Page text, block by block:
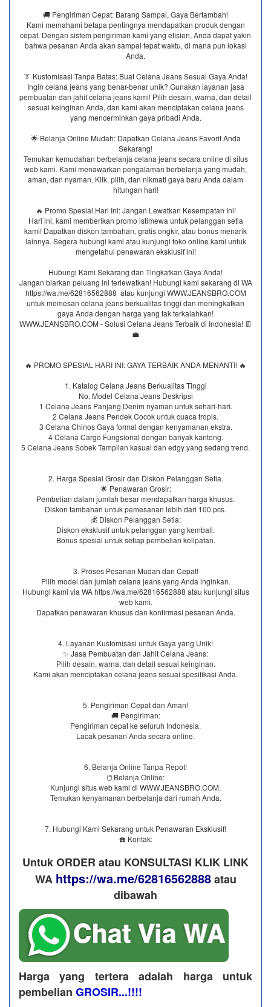
🚚 Pengiriman Cepat: Barang Sampai, Gaya Bertambah!
Kami memahami betapa pentingnya mendapatkan produk dengan
cepat. Dengan sistem pengiriman kami yang efisien, Anda dapat yakin
bahwa pesanan Anda akan sampai tepat waktu, di mana pun lokasi
Anda.
👔 Kustomisasi Tanpa Batas: Buat Celana Jeans Sesuai Gaya Anda!
Ingin celana jeans yang benar-benar unik? Gunakan layanan jasa
pembuatan dan jahit celana jeans kami! Pilih desain, warna, dan detail
sesuai keinginan Anda, dan kami akan menciptakan celana jeans
yang mencerminkan gaya pribadi Anda.
🌟 Belanja Online Mudah: Dapatkan Celana Jeans Favorit Anda
Sekarang!
Temukan kemudahan berbelanja celana jeans secara online di situs
web kami. Kami menawarkan pengalaman berbelanja yang mudah,
aman, dan nyaman. Klik, pilih, dan nikmati gaya baru Anda dalam
hitungan hari!
🔥 Promo Spesial Hari Ini: Jangan Lewatkan Kesempatan Ini!
Hari ini, kami memberikan promo istimewa untuk pelanggan setia
kami! Dapatkan diskon tambahan, gratis ongkir, atau bonus menarik
lainnya. Segera hubungi kami atau kunjungi toko online kami untuk
mengetahui penawaran eksklusif ini!
Hubungi Kami Sekarang dan Tingkatkan Gaya Anda!
Jangan biarkan peluang ini terlewatkan! Hubungi kami sekarang di WA
https://wa.me/62816562888​ atau kunjungi WWW.JEANSBRO.COM
untuk memesan celana jeans berkualitas tinggi dan meningkatkan
gaya Anda dengan harga yang tak terkalahkan!
WWW.JEANSBRO.COM - Solusi Celana Jeans Terbaik di Indonesia! 👖
💼
🔥 PROMO SPESIAL HARI INI: GAYA TERBAIK ANDA MENANTI! 🔥
1. Katalog Celana Jeans Berkualitas Tinggi
No. Model Celana Jeans Deskripsi
1 Celana Jeans Panjang Denim nyaman untuk sehari-hari.
2 Celana Jeans Pendek Cocok untuk cuaca tropis.
3 Celana Chinos Gaya formal dengan kenyamanan ekstra.
4 Celana Cargo Fungsional dengan banyak kantong.
5 Celana Jeans Sobek Tampilan kasual dan edgy yang sedang trend.
2. Harga Spesial Grosir dan Diskon Pelanggan Setia.
🌟 Penawaran Grosir:
Pembelian dalam jumlah besar mendapatkan harga khusus.
Diskon tambahan untuk pemesanan lebih dari 100 pcs.
💰 Diskon Pelanggan Setia:
Diskon eksklusif untuk pelanggan yang kembali.
Bonus spesial untuk setiap pembelian kelipatan.
3. Proses Pesanan Mudah dan Cepat!
Pilih model dan jumlah celana jeans yang Anda inginkan.
Hubungi kami via WA https://wa.me/62816562888​ atau kunjungi situs
web kami.
Dapatkan penawaran khusus dan konfirmasi pesanan Anda.
4. Layanan Kustomisasi untuk Gaya yang Unik!
✨ Jasa Pembuatan dan Jahit Celana Jeans:
Pilih desain, warna, dan detail sesuai keinginan.
Kami akan menciptakan celana jeans sesuai spesifikasi Anda.
5. Pengiriman Cepat dan Aman!
🚚 Pengiriman:
Pengiriman cepat ke seluruh Indonesia.
Lacak pesanan Anda secara online.
6. Belanja Online Tanpa Repot!
🖱️ Belanja Online:
Kunjungi situs web kami di WWW.JEANSBRO.COM.
Temukan kenyamanan berbelanja dari rumah Anda.
7. Hubungi Kami Sekarang untuk Penawaran Eksklusif!
☎️ Kontak:
Untuk ORDER atau KONSULTASI KLIK LINK
WA https://wa.me/62816562888​ atau
dibawah
Harga yang tertera adalah harga untuk
pembelian GROSIR...!!!!